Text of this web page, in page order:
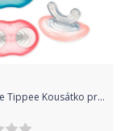
Tommee Tippee Kousátko pro citlivé dásně a první zoubky Tomme Tippee C2N, 3m+